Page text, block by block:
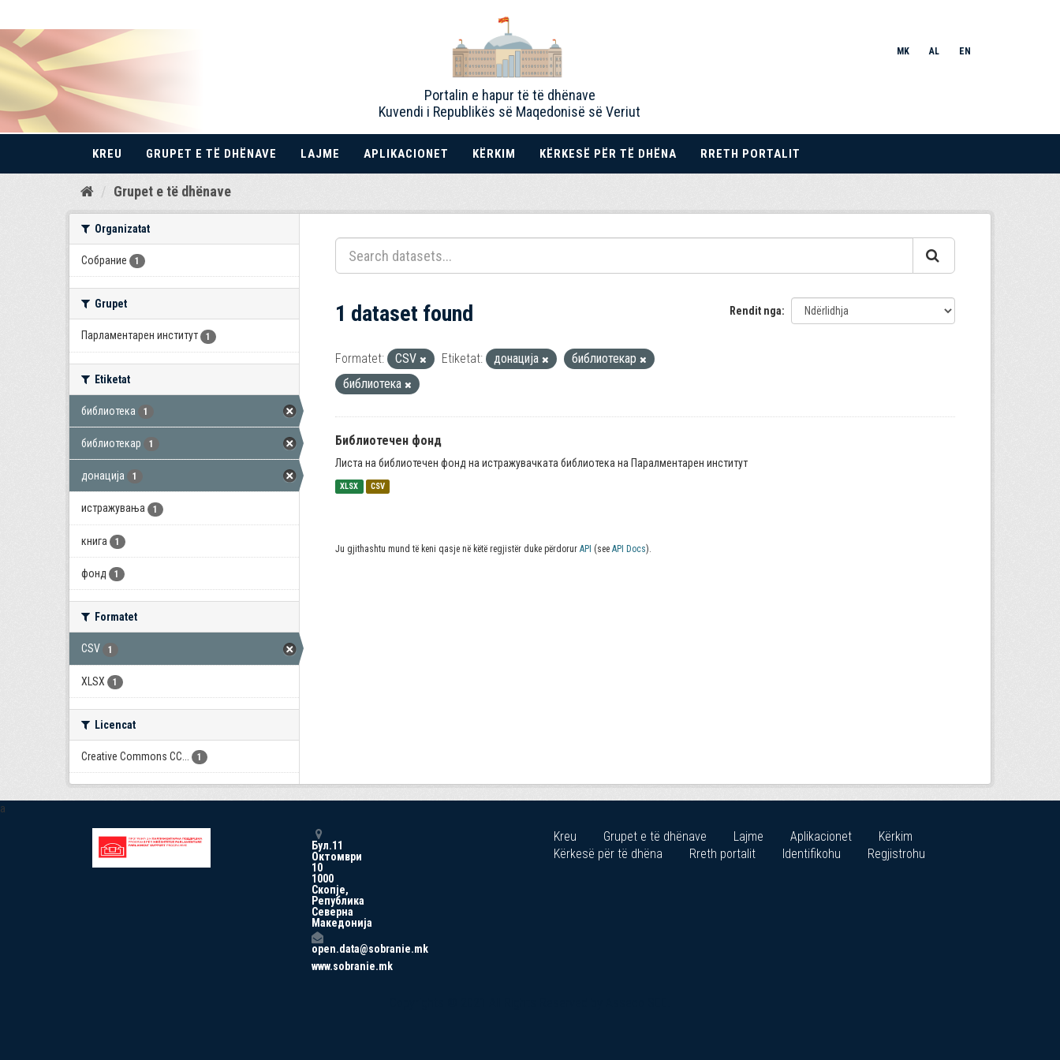
Kalo
Portalin e hapur të të dhënave
Kuvendi i Republikës së Maqedonisë së Veriut
MK AL EN
KREU GRUPET E TË DHËNAVE LAJME APLIKACIONET KËRKIM KËRKESË PËR TË DHËNA RRETH PORTALIT
Grupet e të dhënave
Organizatat
Собрание 1
Grupet
Парламентарен институт 1
Etiketat
библиотека 1
библиотекар 1
донација 1
истражувања 1
книга 1
фонд 1
Formatet
CSV 1
XLSX 1
Licencat
Creative Commons CC... 1
Rendit nga
1 dataset found
Formatet: CSV Etiketat: донација
библиотекар
библиотека
Библиотечен фонд
Листа на библиотечен фонд на истражувачката библиотека на Паралментарен институт
XLSX CSV
Ju gjithashtu mund të keni qasje në këtë regjistër duke përdorur API (see API Docs).
a
Бул.11
Октомври
10
1000
Скопје,
Република
Северна
Македонија
open.data@sobranie.mk
www.sobranie.mk
Kreu Grupet e të dhënave Lajme Aplikacionet
Kërkim
Kërkesë për të dhëna
Rreth portalit Identifikohu Regjistrohu